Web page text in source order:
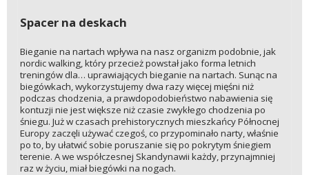
Spacer na deskach
Bieganie na nartach wpływa na nasz organizm podobnie, jak
nordic walking, który przecież powstał jako forma letnich
treningów dla… uprawiających bieganie na nartach. Sunąc na
biegówkach, wykorzystujemy dwa razy więcej mięśni niż
podczas chodzenia, a prawdopodobieństwo nabawienia się
kontuzji nie jest większe niż czasie zwykłego chodzenia po
śniegu. Już w czasach prehistorycznych mieszkańcy Północnej
Europy zaczęli używać czegoś, co przypominało narty, właśnie
po to, by ułatwić sobie poruszanie się po pokrytym śniegiem
terenie. A we współczesnej Skandynawii każdy, przynajmniej
raz w życiu, miał biegówki na nogach.